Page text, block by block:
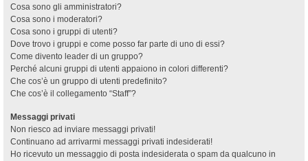
Cosa sono gli amministratori?
Cosa sono i moderatori?
Cosa sono i gruppi di utenti?
Dove trovo i gruppi e come posso far parte di uno di essi?
Come divento leader di un gruppo?
Perché alcuni gruppi di utenti appaiono in colori differenti?
Che cos’è un gruppo di utenti predefinito?
Che cos’è il collegamento “Staff”?
Messaggi privati
Non riesco ad inviare messaggi privati!
Continuano ad arrivarmi messaggi privati indesiderati!
Ho ricevuto un messaggio di posta indesiderata o spam da qualcuno in